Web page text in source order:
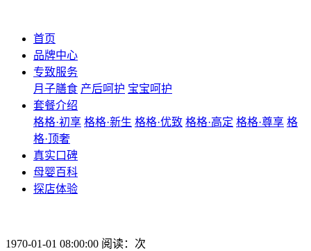
首页
品牌中心
专致服务
月子膳食 产后呵护 宝宝呵护
套餐介绍
格格·初享 格格·新生 格格·优致 格格·高定 格格·尊享 格
格·顶奢
真实口碑
母婴百科
探店体验
1970-01-01 08:00:00 阅读：次